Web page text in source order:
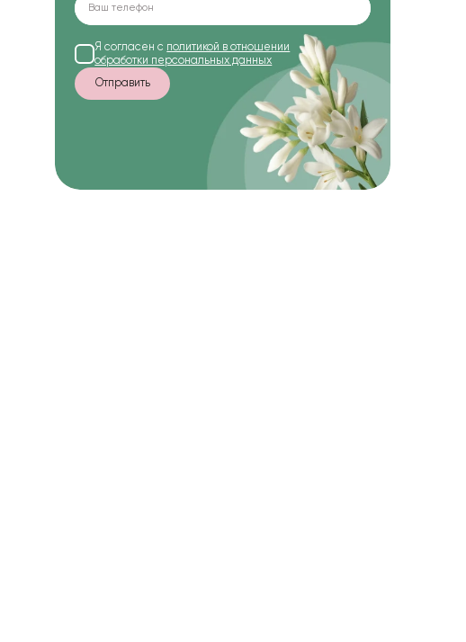
Я согласен с политикой в отношении
обработки персональных данных
Отправить